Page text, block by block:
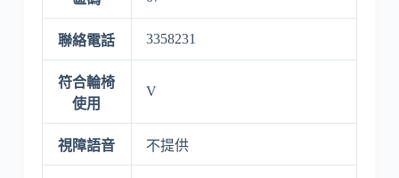
聯絡電話 3358231
符合輪椅
使用
V
視障語音 不提供